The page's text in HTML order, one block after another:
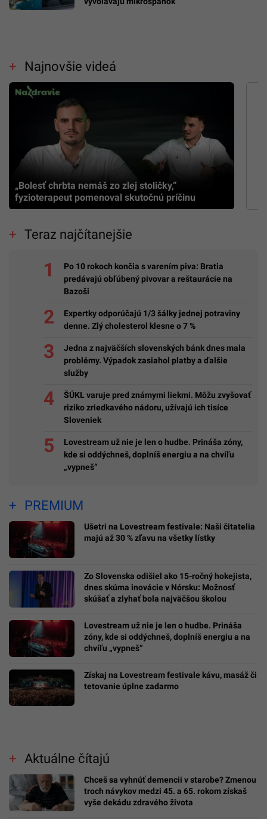
Najnovšie videá
„Bolesť chrbta nemáš zo zlej stoličky,”
fyzioterapeut pomenoval skutočnú príčinu
Teraz najčítanejšie
Po 10 rokoch končia s varením piva: Bratia
predávajú obľúbený pivovar a reštaurácie na
Bazoši
Expertky odporúčajú 1/3 šálky jednej potraviny
denne. Zlý cholesterol klesne o 7 %
Jedna z najväčších slovenských bánk dnes mala
problémy. Výpadok zasiahol platby a ďalšie
služby
ŠÚKL varuje pred známymi liekmi. Môžu zvyšovať
riziko zriedkavého nádoru, užívajú ich tisíce
Sloveniek
Lovestream už nie je len o hudbe. Prináša zóny,
kde si oddýchneš, doplníš energiu a na chvíľu
„vypneš“
PREMIUM
Ušetri na Lovestream festivale: Naši čitatelia
majú až 30 % zľavu na všetky lístky
Zo Slovenska odišiel ako 15-ročný hokejista,
dnes skúma inovácie v Nórsku: Možnosť
skúšať a zlyhať bola najväčšou školou
Lovestream už nie je len o hudbe. Prináša
zóny, kde si oddýchneš, doplníš energiu a na
chvíľu „vypneš“
Získaj na Lovestream festivale kávu, masáž či
tetovanie úplne zadarmo
Aktuálne čítajú
Chceš sa vyhnúť demencii v starobe? Zmenou
troch návykov medzi 45. a 65. rokom získaš
vyše dekádu zdravého života